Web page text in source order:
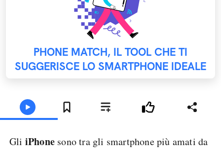
PHONE MATCH, IL TOOL CHE TI
SUGGERISCE LO SMARTPHONE IDEALE
Gli iPhone sono tra gli smartphone più amati da